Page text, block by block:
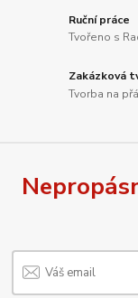
Ruční práce
Tvořeno s
Zakázková
Tvorba na